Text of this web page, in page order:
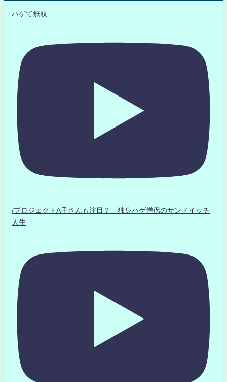
ハゲて無双
/プロジェクトA子さんも注目？ 独身ハゲ僧侶のサンドイッチ
人生